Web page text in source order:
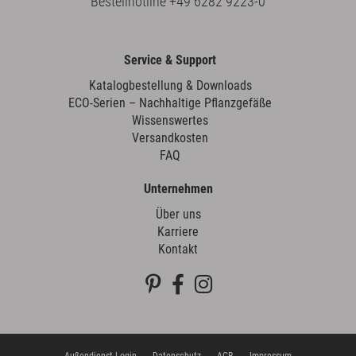
Service & Support
Katalogbestellung & Downloads
ECO-Serien – Nachhaltige Pflanzgefäße
Wissenswertes
Versandkosten
FAQ
Unternehmen
Über uns
Karriere
Kontakt